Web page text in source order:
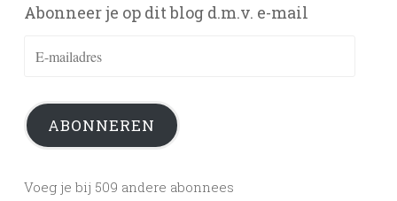
Abonneer je op dit blog d.m.v. e-mail
ABONNEREN
Voeg je bij 509 andere abonnees